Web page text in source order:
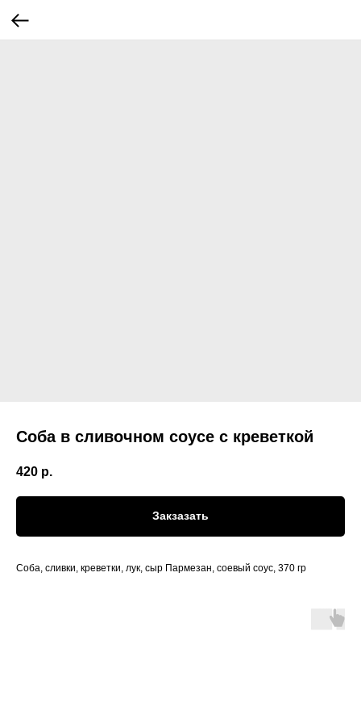
Соба в сливочном соусе с креветкой
420 р.
Закзазать
Соба, сливки, креветки, лук, сыр Пармезан, соевый соус, 370 гр